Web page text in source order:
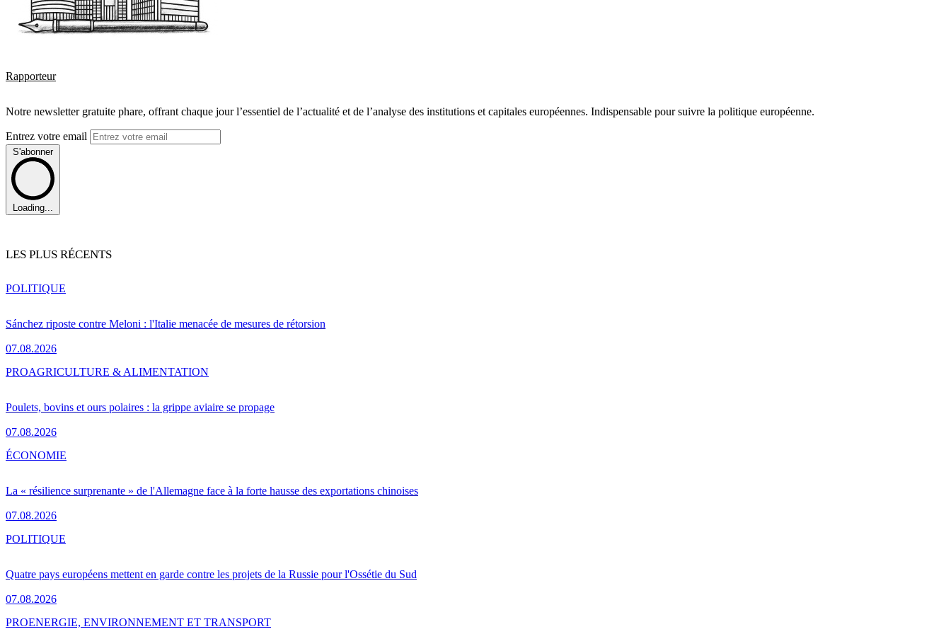
Rapporteur
Notre newsletter gratuite phare, offrant chaque jour l’essentiel de l’actualité et de l’analyse des institutions et capitales européennes. Indispensable pour suivre la politique européenne.
Entrez votre email
S'abonner
Loading...
LES PLUS RÉCENTS
Sánchez riposte contre Meloni : l'Italie menacée de mesures de rétorsion
07.08.2026
POLITIQUE
Poulets, bovins et ours polaires : la grippe aviaire se propage
07.08.2026
PROAGRICULTURE & ALIMENTATION
La « résilience surprenante » de l'Allemagne face à la forte hausse des exportations chinoises
07.08.2026
ÉCONOMIE
Quatre pays européens mettent en garde contre les projets de la Russie pour l'Ossétie du Sud
07.08.2026
POLITIQUE
PROENERGIE, ENVIRONNEMENT ET TRANSPORT